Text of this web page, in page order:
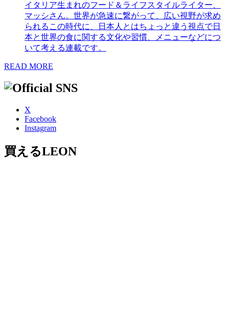
イタリア生まれのフード＆ライフスタイルライター、
マッシさん。世界が急速に繋がって、広い視野が求め
られるこの時代に、日本人とはちょっと違う視点で日
本と世界の食に関する文化や習慣、メニューなどにつ
いて考える連載です。
READ MORE
X
Facebook
Instagram
買えるLEON